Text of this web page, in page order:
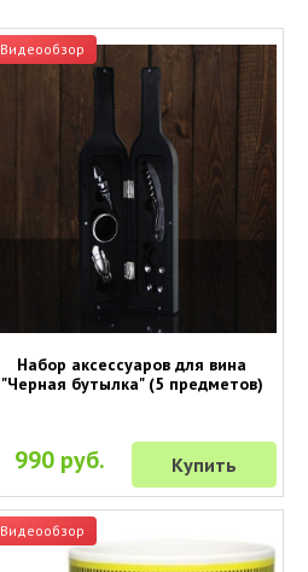
Видеообзор
Набор аксессуаров для вина
"Черная бутылка" (5 предметов)
990 руб. Купить
Видеообзор